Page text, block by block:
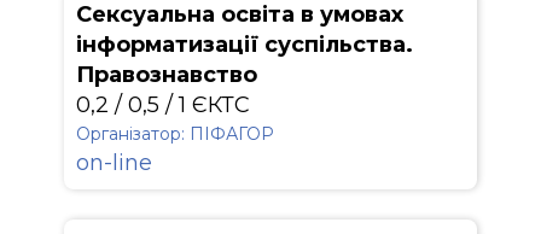
Сексуальна освіта в умовах
інформатизації суспільства.
Правознавство
0,2 / 0,5 / 1 ЄКТС
Організатор: ПІФАГОР
on-line